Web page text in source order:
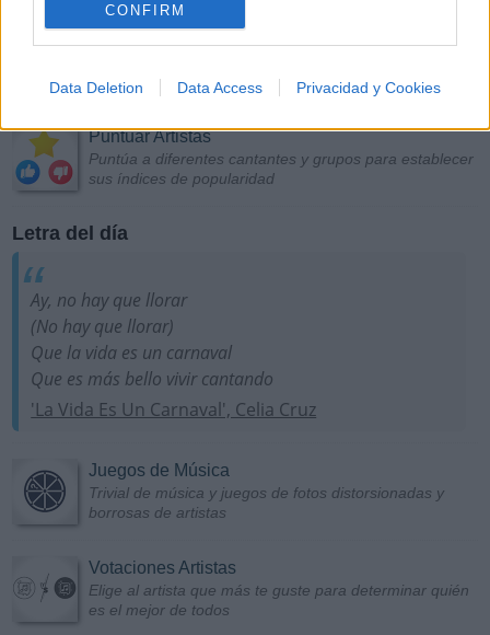
CONFIRM
Data Deletion Data Access Privacidad y Cookies
Más Música
Puntuar Artistas
Puntúa a diferentes cantantes y grupos para establecer
sus índices de popularidad
Letra del día
Ay, no hay que llorar
(No hay que llorar)
Que la vida es un carnaval
Que es más bello vivir cantando
'La Vida Es Un Carnaval', Celia Cruz
Juegos de Música
Trivial de música y juegos de fotos distorsionadas y
borrosas de artistas
Votaciones Artistas
Elige al artista que más te guste para determinar quién
es el mejor de todos